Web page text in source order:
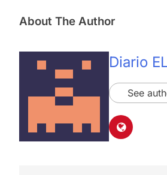
About The Author
Diario
See